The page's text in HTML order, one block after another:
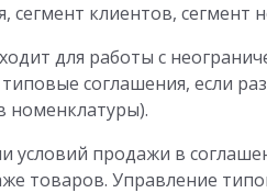
сегмент клиентов, сегмент
для работы с
соглашения, если
номенклатуры).
условий продажи в
товаров. Управление